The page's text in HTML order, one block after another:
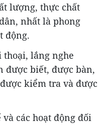
lượng, thực chất
nhất là phong
động.
thoại, lắng nghe
được biết, được bàn,
kiểm tra và được
các hoạt động đối